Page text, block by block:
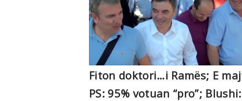
Fiton doktori…i Ramës; E
PS: 95% votuan “pro”;